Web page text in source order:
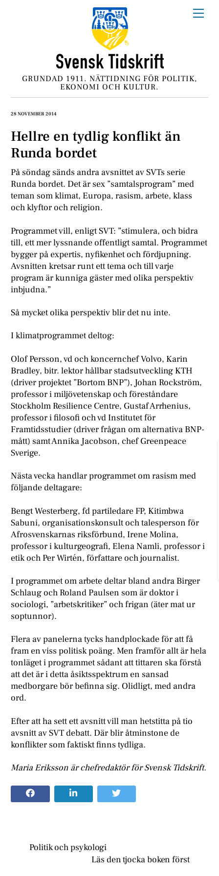
GRUNDAD 1911. NÄTTIDNING FÖR POLITIK,
EKONOMI OCH KULTUR.
28 NOVEMBER 2014
Hellre en tydlig konflikt än
Runda bordet
På söndag sänds andra avsnittet av SVTs serie
Runda bordet. Det är sex ”samtalsprogram” med
teman som klimat, Europa, rasism, arbete, klass
och klyftor och religion.
Programmet vill, enligt SVT: ”stimulera, och bidra
till, ett mer lyssnande offentligt samtal. Programmet
bygger på expertis, nyfikenhet och fördjupning.
Avsnitten kretsar runt ett tema och till varje
program är kunniga gäster med olika perspektiv
inbjudna.”
Så mycket olika perspektiv blir det nu inte.
I klimatprogrammet deltog:
Olof Persson, vd och koncernchef Volvo, Karin
Bradley, bitr. lektor hållbar stadsutveckling KTH
(driver projektet ”Bortom BNP”), Johan Rockström,
professor i miljövetenskap och föreståndare
Stockholm Resilience Centre, Gustaf Arrhenius,
professor i filosofi och vd Institutet för
Framtidsstudier (driver frågan om alternativa BNP-
mått) samt Annika Jacobson, chef Greenpeace
Sverige.
Nästa vecka handlar programmet om rasism med
följande deltagare:
Bengt Westerberg, fd partiledare FP, Kitimbwa
Sabuni, organisationskonsult och talesperson för
Afrosvenskarnas riksförbund, Irene Molina,
professor i kulturgeografi, Elena Namli, professor i
etik och Per Wirtén, författare och journalist.
I programmet om arbete deltar bland andra Birger
Schlaug och Roland Paulsen som är doktor i
sociologi, ”arbetskritiker” och frigan (äter mat ur
soptunnor).
Flera av panelerna tycks handplockade för att få
fram en viss politisk poäng. Men framför allt är hela
tonläget i programmet sådant att tittaren ska förstå
att det är i detta åsiktsspektrum en sansad
medborgare bör befinna sig. Olidligt, med andra
ord.
Efter att ha sett ett avsnitt vill man hetstitta på tio
avsnitt av SVT debatt. Där blir åtminstone de
konflikter som faktiskt finns tydliga.
Maria Eriksson är chefredaktör för Svensk Tidskrift.
Politik och psykologi
Läs den tjocka boken först